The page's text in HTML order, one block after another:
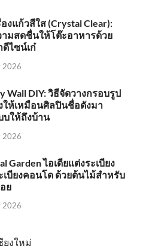
งแก้วสีใส (Crystal Clear):
ามสดชื่นให้โต๊ะอาหารด้วย
ไซน์เก๋
2026
Wall DIY: วิธีจัดวางกรอบรูป
ให้เหมือนศิลปินชื่อดังมา
บให้ถึงบ้าน
2026
Garden ไอเดียแต่งระเบียง
เบียงคอนโด ด้วยต้นไม้สำหรับ
ย
2026
ยงใหม่